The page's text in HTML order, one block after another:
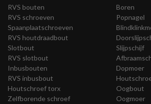
RVS bouten
RVS schroeven
Spaanplaatschroeven
RVS houtdraadbout
Slotbout
RVS slotbout
Inbusbouten
RVS inbusbout
Houtschroef torx
Zelfborende schroef
Boren
Popnagel
Slijpschijf
Dopmoer
Oogbout
Oogmoer